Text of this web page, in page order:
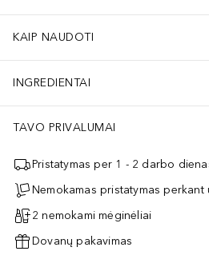
KAIP NAUDOTI
INGREDIENTAI
TAVO PRIVALUMAI
Pristatymas per 1 - 2 darbo
Nemokamas pristatymas perkant
2 nemokami mėginėliai
Dovanų pakavimas